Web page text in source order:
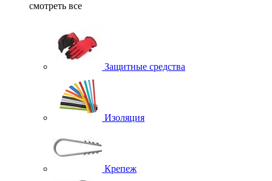
смотреть все
Защитные средства
Изоляция
Крепеж